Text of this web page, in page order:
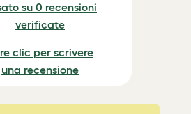
su 0 recensioni
verificate
clic per scrivere
una recensione